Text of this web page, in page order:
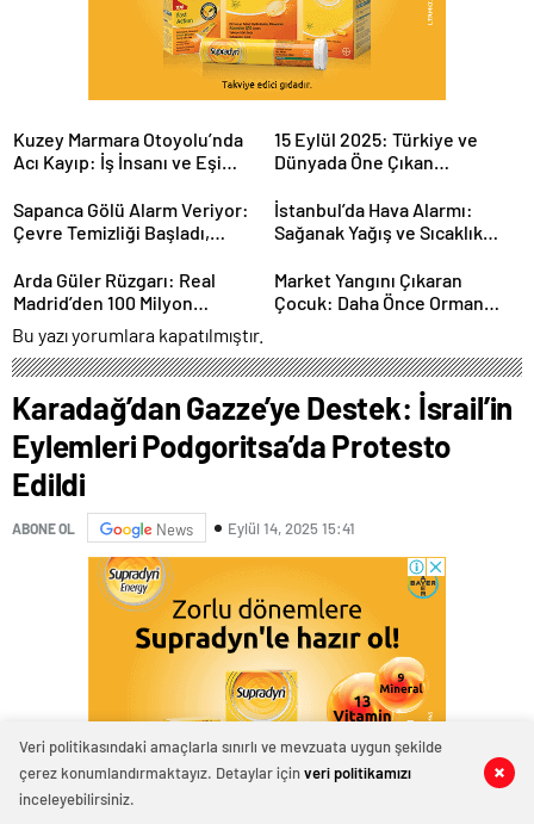
0 0
0 0
0 0
Kuzey Marmara Otoyolu’nda
Acı Kayıp: İş İnsanı ve Eşi
15 Eylül 2025: Türkiye ve
Dünyada Öne Çıkan
Sapanca Gölü Alarm Veriyor:
Çevre Temizliği Başladı,
İstanbul’da Hava Alarmı:
Sağanak Yağış ve Sıcaklık
Arda Güler Rüzgarı: Real
Madrid’den 100 Milyon
Euro’luk Değerlendirme
Market Yangını Çıkaran
Çocuk: Daha Önce Orman
Bu yazı yorumlara kapatılmıştır.
Karadağ’dan Gazze’ye Destek: İsrail’in
Eylemleri Podgoritsa’da Protesto
Edildi
ABONE OL News Eylül 14, 2025 15:41
0 0
Veri politikasındaki amaçlarla sınırlı ve mevzuata uygun şekilde
çerez konumlandırmaktayız. Detaylar içinveri politikamızı
inceleyebilirsiniz.